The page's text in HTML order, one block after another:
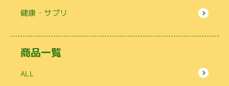
健康・サプリ
商品一覧
ALL